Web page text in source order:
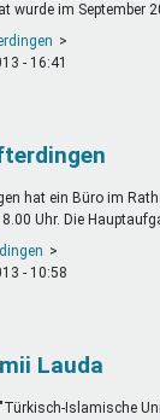
wurde im September
- 16:41
hat ein Büro im
Uhr. Die
- 10:58
Lauda
Islamische